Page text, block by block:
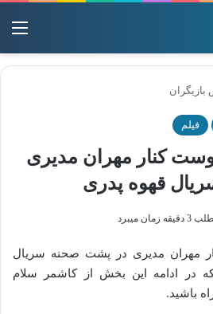
فیلم
کنار مهران مدیری
قهوه پدری
میبرد
مهران مدیری در پشت صحنه سریال
در ادامه این بخش از کاشمر سلام
باشید.